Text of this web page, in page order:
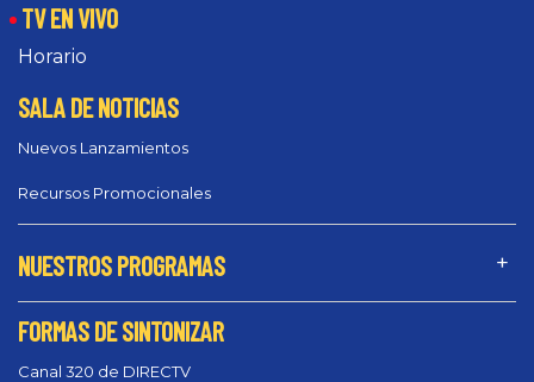
TV EN VIVO
Horario
SALA DE NOTICIAS
Nuevos Lanzamientos
Recursos Promocionales
NUESTROS PROGRAMAS
FORMAS DE SINTONIZAR
Canal 320 de DIRECTV